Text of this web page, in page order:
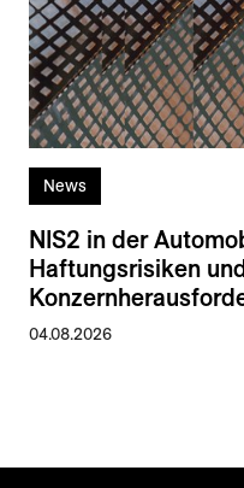
News
NIS2 in der
Haftungsrisiken
04.08.2026